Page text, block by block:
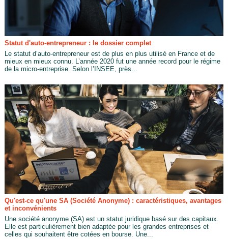
Statut d'auto-entrepreneur : le dossier complet
Le statut d’auto-entrepreneur est de plus en plus utilisé en France et de
mieux en mieux connu. L’année 2020 fut une année record pour le régime
de la micro-entreprise. Selon l’INSEE, près...
Qu'est-ce qu'une SA (Société Anonyme) : caractéristiques, avantages
et inconvénients
Une société anonyme (SA) est un statut juridique basé sur des capitaux.
Elle est particulièrement bien adaptée pour les grandes entreprises et
celles qui souhaitent être cotées en bourse. Une...